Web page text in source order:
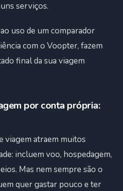
serviços.
uso de um comparador
com o Voopter, fazem
final da sua viagem
por conta própria:
viagem atraem muitos
incluem voo, hospedagem,
Mas nem sempre são o
quer gastar pouco e ter